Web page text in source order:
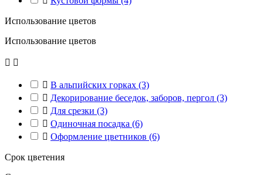
Использование цветов
Использование цветов
 
 В альпийских горках (3)
 Декорирование беседок, заборов, пергол (3)
 Для срезки (3)
 Одиночная посадка (6)
 Оформление цветников (6)
Срок цветения